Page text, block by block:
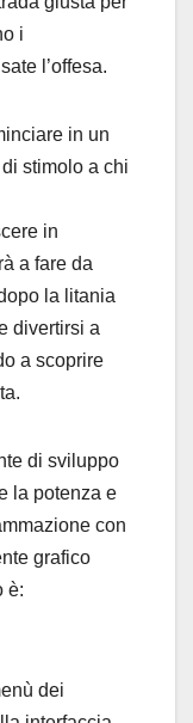
i
l’offesa.
in un
stimolo a chi
in
a fare da
la litania
divertirsi a
a scoprire
di sviluppo
la potenza e
con
grafico
è:
dei